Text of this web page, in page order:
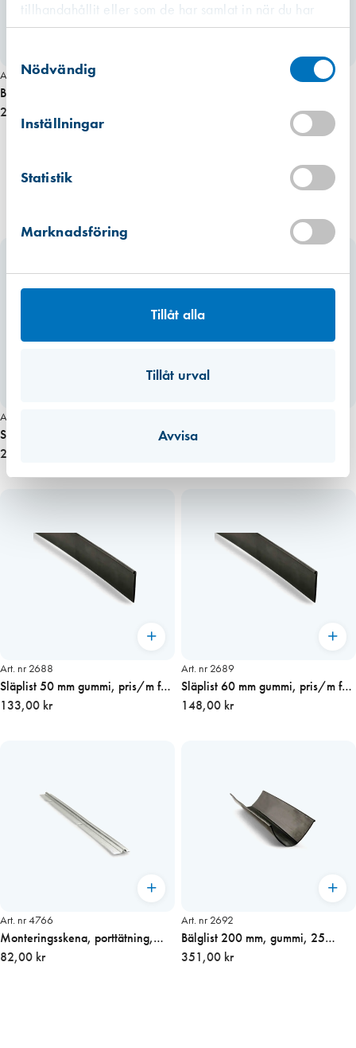
tillhandahållit eller som de har samlat in när du har
använt deras tjänster.
Nödvändig
Inställningar
Statistik
Marknadsföring
Tillåt alla
Tillåt urval
Avvisa
Art. nr 2691
Bälglist 120 mm, gummi,50 m/rulle, pris/m
250,00 kr
Art. nr 4996
Släplist 14×13 mm, GRÅ
konsumentförp. 2 m
291,00 kr
Bälglist 100 mm, gummi, 50
Art. nr 2688
Släplist 50 mm gummi, pris/m för
port och dörr
133,00 kr
Art. nr 2689
Släplist 60 mm gummi, pris/m för
port och dörr
148,00 kr
Art. nr 4766
Monteringsskena, porttätning,
1,25 m
82,00 kr
Art. nr 2692
Bälglist 200 mm, gummi, 25
m/rulle, pris/m
351,00 kr
Slut i lager
Finns i lager (101 st)
Hitta hit
Hitta hit